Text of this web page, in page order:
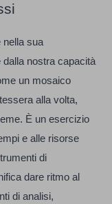
nella sua
nostra capacità
un mosaico
alla volta,
È un esercizio
e alle risorse
di
dare ritmo al
di analisi,